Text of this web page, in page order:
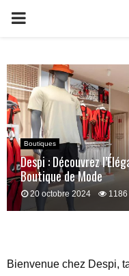
PRIMARY
Boutiques
Despi : Découvrez
Boutique de Mode
20 octobre 2024 1186
Bienvenue chez Despi,